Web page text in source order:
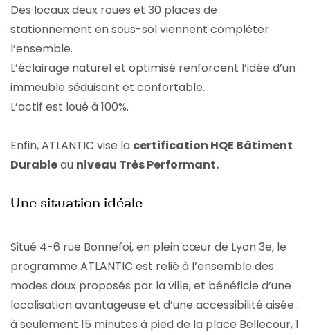
Des locaux deux roues et 30 places de
stationnement en sous-sol viennent compléter
l’ensemble.
L’éclairage naturel et optimisé renforcent l’idée d’un
immeuble séduisant et confortable.
L’actif est loué à 100%.
Enfin, ATLANTIC vise la certification HQE Bâtiment
Durableau niveau Très Performant.
Une situation idéale
Situé 4-6 rue Bonnefoi, en plein cœur de Lyon 3e, le
programme ATLANTIC est relié à l’ensemble des
modes doux proposés par la ville, et bénéficie d’une
localisation avantageuse et d’une accessibilité aisée :
à seulement 15 minutes à pied de la place Bellecour, 1